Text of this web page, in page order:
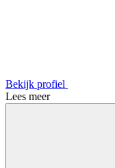
Bekijk profiel
Lees meer